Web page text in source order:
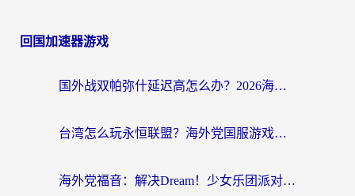
回国加速器游戏
国外战双帕弥什延迟高怎么办？2026海外畅玩国服游戏终极指南（附实测工具推荐）
台湾怎么玩永恒联盟？海外党国服游戏加速器选择全攻略（附3大热门游戏实测）
海外党福音：解决Dream！少女乐团派对！国外延迟的实用指南，附北美英国游戏加速方案